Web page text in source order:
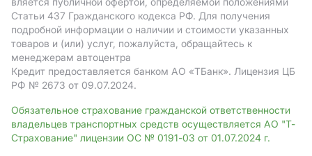
Статьи 437 Гражданского кодекса РФ. Для получения
подробной информации о наличии и стоимости указанных
товаров и (или) услуг, пожалуйста, обращайтесь к
менеджерам автоцентра
Кредит предоставляется банком АO «ТБанк». Лицензия ЦБ
РФ № 2673 от 09.07.2024.
Обязательное страхование гражданской ответственности
владельцев транспортных средств осуществляется АО "Т-
Страхование" лицензии ОС № 0191-03 от 01.07.2024 г.